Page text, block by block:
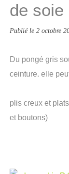
de soie
Publié le 2 octobre
Du pongé gris
ceinture. elle
plis creux et
et boutons)